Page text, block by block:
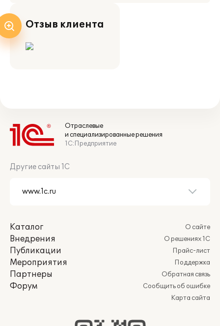
Отзыв клиента
Отраслевые
и специализированные решения
1С:Предприятие
Другие сайты 1С
Каталог
Внедрения
Публикации
Мероприятия
Партнеры
Форум
О сайте
О решениях 1С
Прайс-лист
Поддержка
Обратная связь
Сообщить об ошибке
Карта сайта